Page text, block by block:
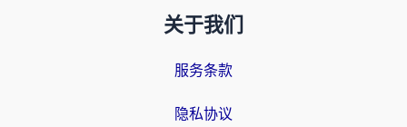
关于我们
服务条款
隐私协议